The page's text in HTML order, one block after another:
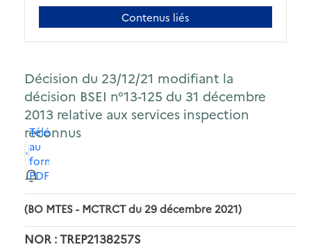
Contenus liés
Décision du 23/12/21 modifiant la
décision BSEI n°13-125 du 31 décembre
2013 relative aux services inspection
reconnus
Télécharger
au
format
PDF
(BO MTES - MCTRCT du 29 décembre 2021)
NOR : TREP2138257S